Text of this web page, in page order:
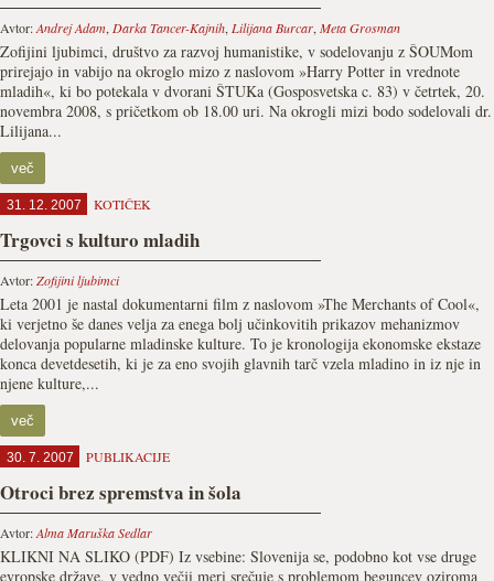
Avtor:Andrej Adam, Darka Tancer-Kajnih, Lilijana Burcar, Meta Grosman
Zofijini ljubimci, društvo za razvoj humanistike, v sodelovanju z ŠOUMom
prirejajo in vabijo na okroglo mizo z naslovom »Harry Potter in vrednote
mladih«, ki bo potekala v dvorani ŠTUKa (Gosposvetska c. 83) v četrtek, 20.
novembra 2008, s pričetkom ob 18.00 uri. Na okrogli mizi bodo sodelovali dr.
Lilijana...
več
31. 12. 2007 KOTIČEK
Trgovci s kulturo mladih
Avtor:Zofijini ljubimci
Leta 2001 je nastal dokumentarni film z naslovom »The Merchants of Cool«,
ki verjetno še danes velja za enega bolj učinkovitih prikazov mehanizmov
delovanja popularne mladinske kulture. To je kronologija ekonomske ekstaze
konca devetdesetih, ki je za eno svojih glavnih tarč vzela mladino in iz nje in
njene kulture,...
več
30. 7. 2007 PUBLIKACIJE
Otroci brez spremstva in šola
Avtor:Alma Maruška Sedlar
KLIKNI NA SLIKO (PDF) Iz vsebine: Slovenija se, podobno kot vse druge
evropske države, v vedno večji meri srečuje s problemom beguncev oziroma